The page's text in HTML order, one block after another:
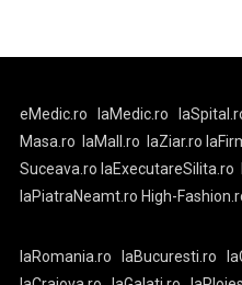
eMedic.ro laMedic.ro
Masa.ro
laMall.ro laZiar.ro
Suceava.ro laExecutareSilita.ro
laPiatraNeamt.ro High-
laRomania.ro laBucuresti.ro